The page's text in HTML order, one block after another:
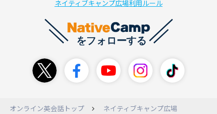
ネイティブキャンプ広場利用ルール
オンライン英会話トップ
ネイティブキャンプ広場